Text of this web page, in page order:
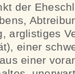
der
arglistiges
einer
einer